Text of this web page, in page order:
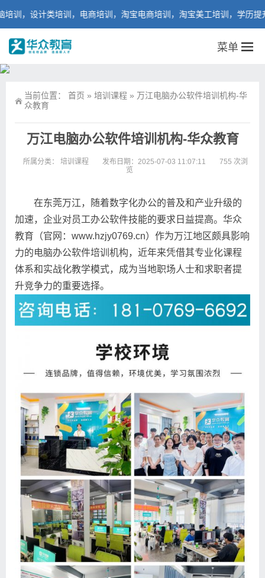
计类培训，电商培训，淘宝电商培训，淘宝美工培训，学历提升培
菜单
当前位置： 首页 » 培训课程 » 万江电脑办公软件培训机构-华
众教育
万江电脑办公软件培训机构-华众教育
所属分类： 培训课程 发布日期：2025-07-03 11:07:11
755 次浏
览
在东莞万江，随着数字化办公的普及和产业升级的
加速，企业对员工办公软件技能的要求日益提高。华众
教育（官网：www.hzjy0769.cn）作为万江地区颇具影响
力的电脑办公软件培训机构，近年来凭借其专业化课程
体系和实战化教学模式，成为当地职场人士和求职者提
升竞争力的重要选择。